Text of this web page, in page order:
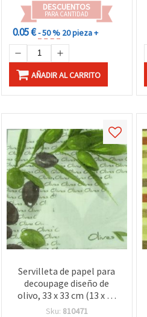
DESCUENTOS
PARA CANTIDAD
0.05 €- 50 % 20 pieza +
AÑADIR AL CARRITO
Servilleta de papel para
decoupage diseño de
olivo, 33 x 33 cm (13 x 13
in), 2 capas, estampado de
Sku: 810471